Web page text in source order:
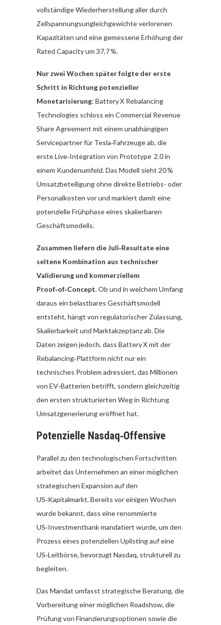
vollständige Wiederherstellung aller durch
Zellspannungsungleichgewichte verlorenen
Kapazitäten und eine gemessene Erhöhung der
Rated Capacity um 37,7 %.
Nur zwei Wochen später folgte der erste
Schritt in Richtung potenzieller
Monetarisierung: Battery X Rebalancing
Technologies schloss ein Commercial Revenue
Share Agreement mit einem unabhängigen
Servicepartner für Tesla‑Fahrzeuge ab, die
erste Live‑Integration von Prototype 2.0 in
einem Kundenumfeld. Das Modell sieht 20 %
Umsatzbeteiligung ohne direkte Betriebs- oder
Personalkosten vor und markiert damit eine
potenzielle Frühphase eines skalierbaren
Geschäftsmodells.
Zusammen liefern die Juli‑Resultate eine
seltene Kombination aus technischer
Validierung und kommerziellem
Proof‑of‑Concept.Ob und in welchem Umfang
daraus ein belastbares Geschäftsmodell
entsteht, hängt von regulatorischer Zulassung,
Skalierbarkeit und Marktakzeptanz ab. Die
Daten zeigen jedoch, dass Battery X mit der
Rebalancing‑Plattform nicht nur ein
technisches Problem adressiert, das Millionen
von EV‑Batterien betrifft, sondern gleichzeitig
den ersten strukturierten Weg in Richtung
Umsatzgenerierung eröffnet hat.
Potenzielle Nasdaq‑Offensive
Parallel zu den technologischen Fortschritten
arbeitet das Unternehmen an einer möglichen
strategischen Expansion auf den
US‑Kapitalmarkt. Bereits vor einigen Wochen
wurde bekannt, dass eine renommierte
US‑Investmentbank mandatiert wurde, um den
Prozess eines potenziellen Uplisting auf eine
US‑Leitbörse, bevorzugt Nasdaq, strukturell zu
begleiten.
Das Mandat umfasst strategische Beratung, die
Vorbereitung einer möglichen Roadshow, die
Prüfung von Finanzierungsoptionen sowie die